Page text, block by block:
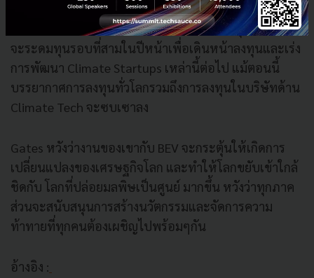
โดยระหว่างการสัมภาษณ์ Gates แย้มว่ากองทุนของเขา
จะระดมทุนรอบที่สามในปีหน้าเพื่อเดินหน้าลงทุนและเร่ง
การพัฒนา Climate Startups เหล่านี้ต่อไป แม้ตอนนี้
บรรยากาศการลงทุนทั่วโลกรวมถึงการลงทุนในบริษัทด้าน
Climate Tech จะซบเซาลง
Gates หวังว่างานของเขากับ BEV จะกระตุ้นให้เกิดการ
เปลี่ยนแปลงของเศรษฐกิจโลก และทำให้โลกขยับเข้าใกล้
ชิดกับ โลกที่ปล่อยมลพิษเป็นศูนย์ มากขึ้น หวังว่าทุกภาค
ส่วนจะสนับสนุนการสร้างนวัตกรรมและจัดการความ
ท้าทายที่ทุกคนต้องเผชิญไปพร้อมๆกัน
อ้างอิง :